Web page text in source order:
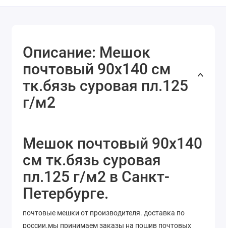
Описание: Мешок
почтовый 90x140 см
тк.бязь суровая пл.125
г/м2
Мешок почтовый 90x140
см тк.бязь суровая
пл.125 г/м2 в Санкт-
Петербурге.
почтовые мешки от производителя. доставка по
россии.мы принимаем заказы на пошив почтовых